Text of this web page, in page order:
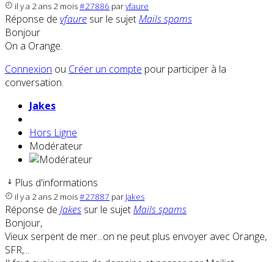
il y a 2 ans 2 mois#27886 parvfaure
Réponse de vfaure sur le sujetMails spams
Bonjour
On a Orange.
Connexion ou Créer un compte pour participer à la
conversation.
Jakes
Hors Ligne
Modérateur
Plus d'informations
il y a 2 ans 2 mois#27887 par Jakes
Réponse de Jakes sur le sujetMails spams
Bonjour,
Vieux serpent de mer...on ne peut plus envoyer avec Orange,
SFR,...